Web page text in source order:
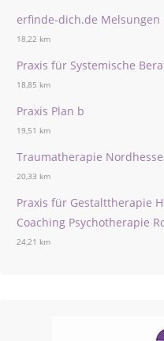
erfinde-dich.de Melsungen
18,22 km
Praxis für Systemische
18,85 km
Praxis Plan b
19,51 km
Traumatherapie
20,33 km
Praxis für Gestalttherapie
Coaching Psychotherapie
24,21 km